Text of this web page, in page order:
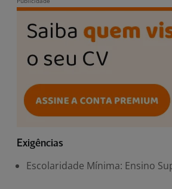
Exigências
Escolaridade Mínima: Ensino